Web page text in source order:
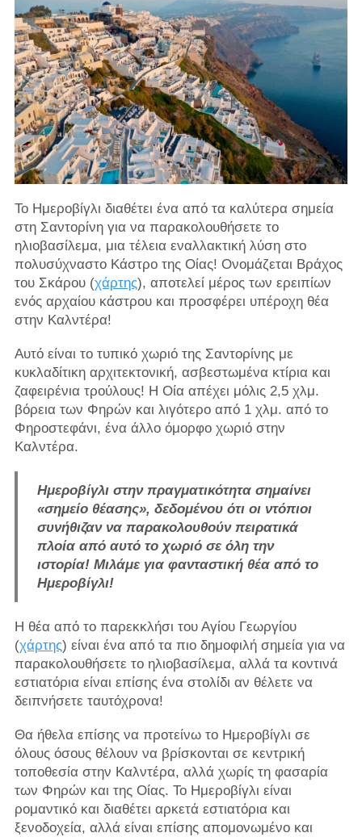
Το Ημεροβίγλι διαθέτει ένα από τα καλύτερα σημεία
στη Σαντορίνη για να παρακολουθήσετε το
ηλιοβασίλεμα, μια τέλεια εναλλακτική λύση στο
πολυσύχναστο Κάστρο της Οίας! Ονομάζεται Βράχος
του Σκάρου (χάρτης), αποτελεί μέρος των ερειπίων
ενός αρχαίου κάστρου και προσφέρει υπέροχη θέα
στην Καλντέρα!
Αυτό είναι το τυπικό χωριό της Σαντορίνης με
κυκλαδίτικη αρχιτεκτονική, ασβεστωμένα κτίρια και
ζαφειρένια τρούλους! Η Οία απέχει μόλις 2,5 χλμ.
βόρεια των Φηρών και λιγότερο από 1 χλμ. από το
Φηροστεφάνι, ένα άλλο όμορφο χωριό στην
Καλντέρα.
Ημεροβίγλι στην πραγματικότητα σημαίνει
«σημείο θέασης», δεδομένου ότι οι ντόπιοι
συνήθιζαν να παρακολουθούν πειρατικά
πλοία από αυτό το χωριό σε όλη την
ιστορία! Μιλάμε για φανταστική θέα από το
Ημεροβίγλι!
Η θέα από το παρεκκλήσι του Αγίου Γεωργίου
(χάρτης) είναι ένα από τα πιο δημοφιλή σημεία για να
παρακολουθήσετε το ηλιοβασίλεμα, αλλά τα κοντινά
εστιατόρια είναι επίσης ένα στολίδι αν θέλετε να
δειπνήσετε ταυτόχρονα!
Θα ήθελα επίσης να προτείνω το Ημεροβίγλι σε
όλους όσους θέλουν να βρίσκονται σε κεντρική
τοποθεσία στην Καλντέρα, αλλά χωρίς τη φασαρία
των Φηρών και της Οίας. Το Ημεροβίγλι είναι
ρομαντικό και διαθέτει αρκετά εστιατόρια και
ξενοδοχεία, αλλά είναι επίσης απομονωμένο και